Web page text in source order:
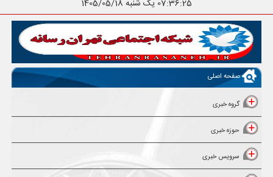
07:36:26 یک شنبه 1405/05/18
صفحه اصلی
گروه خبری
حوزه خبری
سرویس خبری